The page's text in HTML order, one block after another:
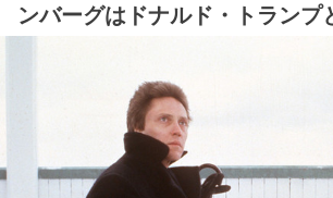
ンバーグはドナルド・トランプ